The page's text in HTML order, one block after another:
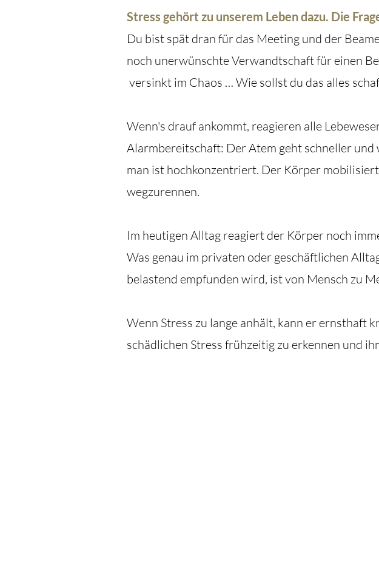
Stress gehört zu unserem Leben dazu. Die
Du bist spät dran für das Meeting und der
noch unerwünschte Verwandtschaft für einen
versinkt im Chaos … Wie sollst du das alles
Wenn's drauf ankommt, reagieren alle
Alarmbereitschaft: Der Atem geht schneller
man ist hochkonzentriert. Der Körper
wegzurennen.
Im heutigen Alltag reagiert der Körper noch
Was genau im privaten oder geschäftlichen
belastend empfunden wird, ist von Mensch zu
Wenn Stress zu lange anhält, kann erernsthaft
schädlichen Stress frühzeitig zu erkennen und